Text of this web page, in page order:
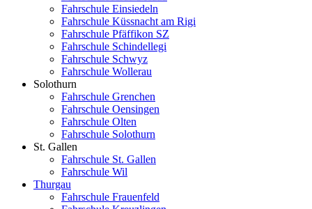
Fahrschule Einsiedeln
Fahrschule Küssnacht am Rigi
Fahrschule Pfäffikon SZ
Fahrschule Schindellegi
Fahrschule Schwyz
Fahrschule Wollerau
Solothurn
Fahrschule Grenchen
Fahrschule Oensingen
Fahrschule Olten
Fahrschule Solothurn
St. Gallen
Fahrschule St. Gallen
Fahrschule Wil
Thurgau
Fahrschule Frauenfeld